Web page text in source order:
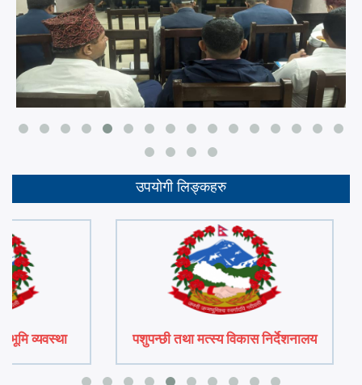
उपयोगी लिङ्कहरु
भूमि व्यवस्था
पशुपन्छी तथा मत्स्य विकास निर्देशनालय